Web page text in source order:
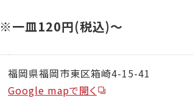
※一皿120円(税込)～
福岡県福岡市東区箱崎4-15-41
Google mapで開く